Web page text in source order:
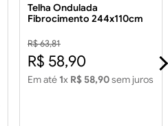
Telha Ondulada
Fibrocimento 244x110cm
R$ 63,81
R$ 58,90
Em até 1x R$ 58,90sem juros